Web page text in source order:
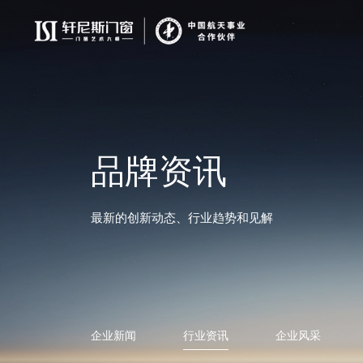
品牌资讯
最新的创新动态、行业趋势和见解
企业新闻 行业资讯 企业风采